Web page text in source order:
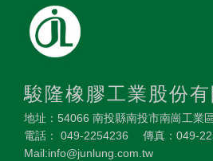
駿隆橡膠工業股份有
地址：54066 南投縣南投市南崗工業
電話： 049-2254236 傳真：049-
Mail:info@junlung.com.tw